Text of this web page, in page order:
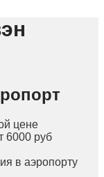
цене
6000 руб
в аэропорту